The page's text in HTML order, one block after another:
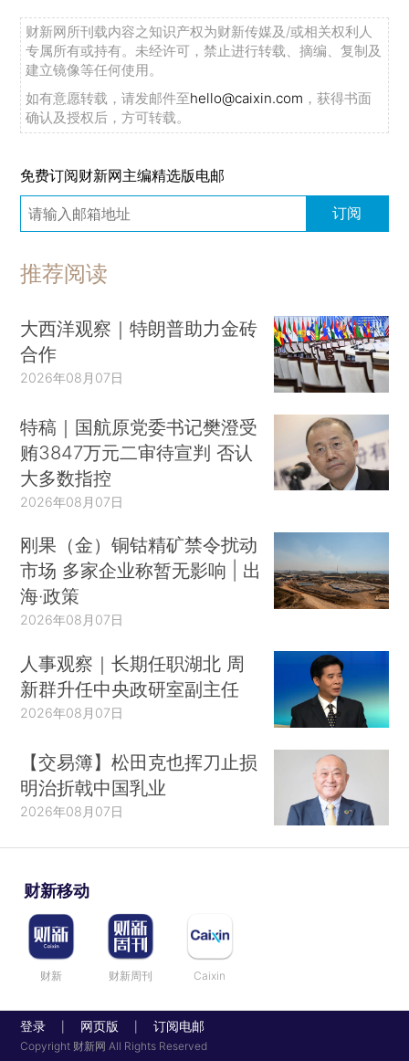
财新网所刊载内容之知识产权为财新传媒及/或相关权利人
专属所有或持有。未经许可，禁止进行转载、摘编、复制及
建立镜像等任何使用。
如有意愿转载，请发邮件至hello@caixin.com ，获得书面
确认及授权后，方可转载。
免费订阅财新网主编精选版电邮
订阅
推荐阅读
大西洋观察｜特朗普助力金砖
合作
2026年08月07日
特稿｜国航原党委书记樊澄受
贿3847万元二审待宣判 否认
大多数指控
2026年08月07日
刚果（金）铜钴精矿禁令扰动
市场 多家企业称暂无影响 | 出
海·政策
2026年08月07日
人事观察｜长期任职湖北 周
新群升任中央政研室副主任
2026年08月07日
【交易簿】松田克也挥刀止损
明治折戟中国乳业
2026年08月07日
财新移动
财新 财新周刊 Caixin
登录 网页版 订阅电邮
Copyright 财新网 All Rights Reserved